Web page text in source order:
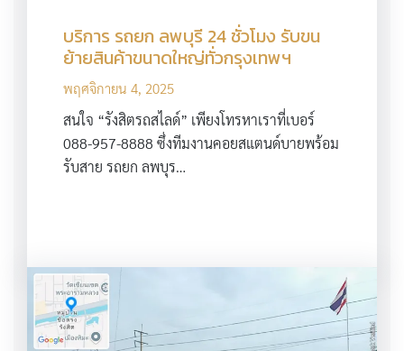
บริการ รถยก ลพบุรี 24 ชั่วโมง รับขน
ย้ายสินค้าขนาดใหญ่ทั่วกรุงเทพฯ
พฤศจิกายน 4, 2025
สนใจ “รังสิตรถสไลด์” เพียงโทรหาเราที่เบอร์
088-957-8888 ซึ่งทีมงานคอยสแตนด์บายพร้อม
รับสาย รถยก ลพบุร…